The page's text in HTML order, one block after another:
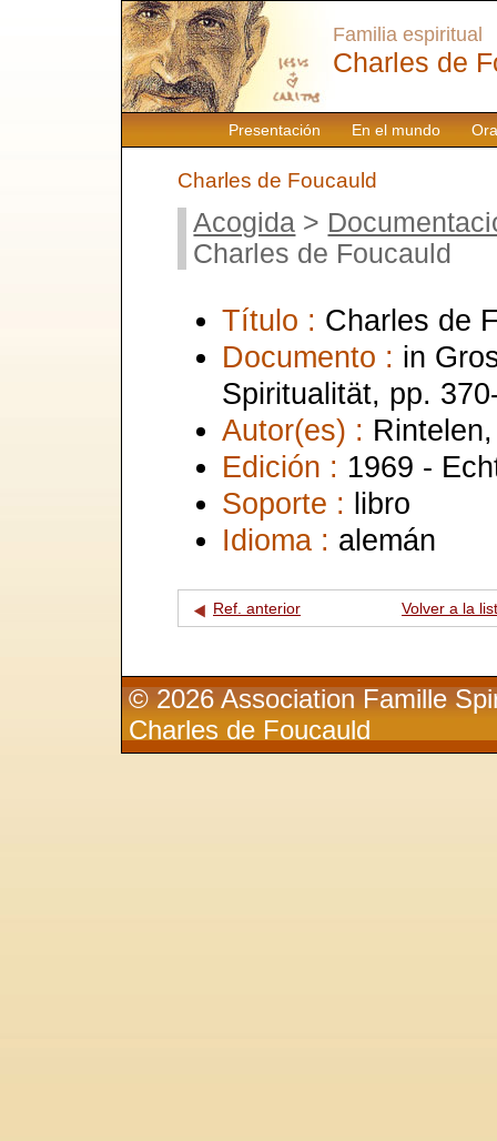
Presentación En el mundo
Familia espiritual
Charles de
Charles de Foucauld
Acogida >
Charles de Foucauld
Título : Charles de
Documento : in
Spiritualität, pp.
Autor(es) :
Edición : 1969 -
Soporte : libro
Idioma : alemán
Ref. anterior Volver a la
© 2026 Association Famille
Charles de Foucauld